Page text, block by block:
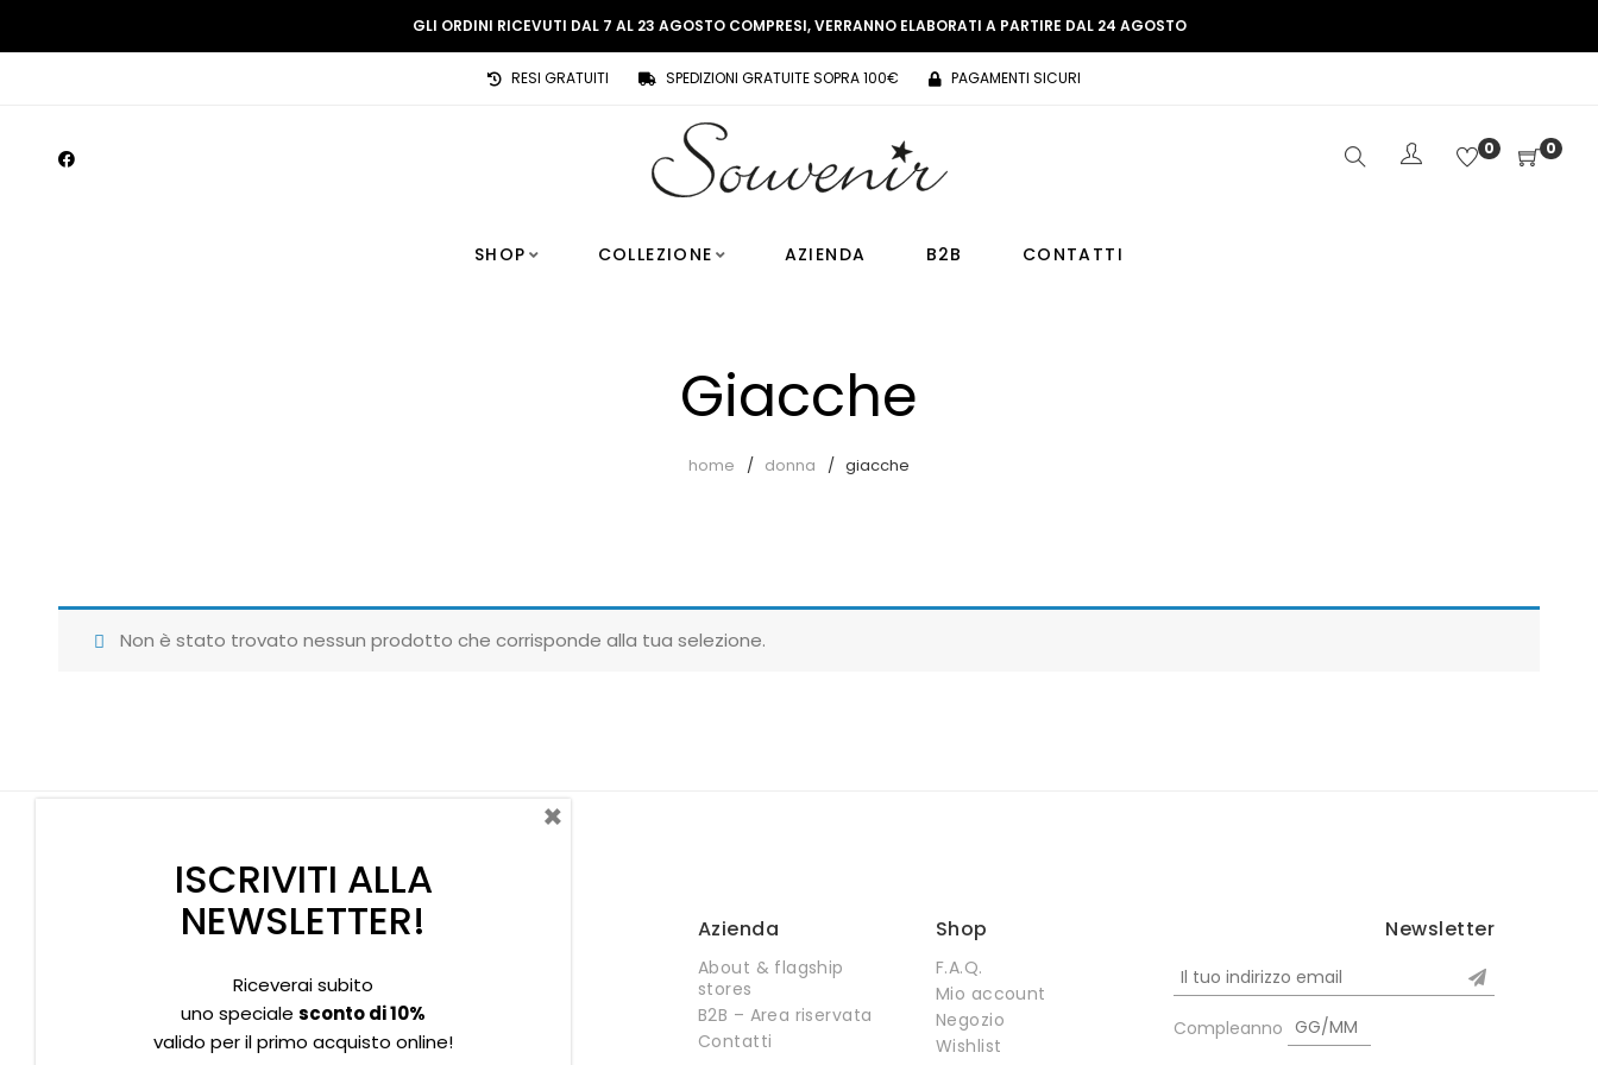
GLI ORDINI RICEVUTI DAL 7 AL 23 AGOSTO COMPRESI, VERRANNO ELABORATI A PARTIRE DAL 24 AGOSTO
RESI GRATUITI SPEDIZIONI GRATUITE SOPRA 100€ PAGAMENTI SICURI
0 0
SHOP COLLEZIONE AZIENDA B2B CONTATTI
Giacche
home donna giacche
Non è stato trovato nessun prodotto che corrisponde alla tua selezione.
Privacy policy Informativa Cookies
Azienda
About & flagship
stores
B2B – Area riservata
Contatti
Shop
F.A.Q.
Mio account
Negozio
Wishlist
Newsletter
Compleanno
ISCRIVITI ALLA
NEWSLETTER!
Riceverai subito
uno speciale sconto di 10%
valido per il primo acquisto online!
×